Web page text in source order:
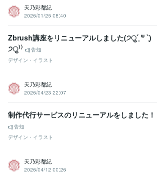
天乃彩都紀
2026/01/25 08:40
Zbrush講座をリニューアルしました(੭ु´͈ ᐜ `͈)
੭ु⁾⁾
告知
デザイン・イラスト
天乃彩都紀
2026/04/23 22:07
制作代行サービスのリニューアルをしました！
告知
デザイン・イラスト
天乃彩都紀
2026/04/12 00:26